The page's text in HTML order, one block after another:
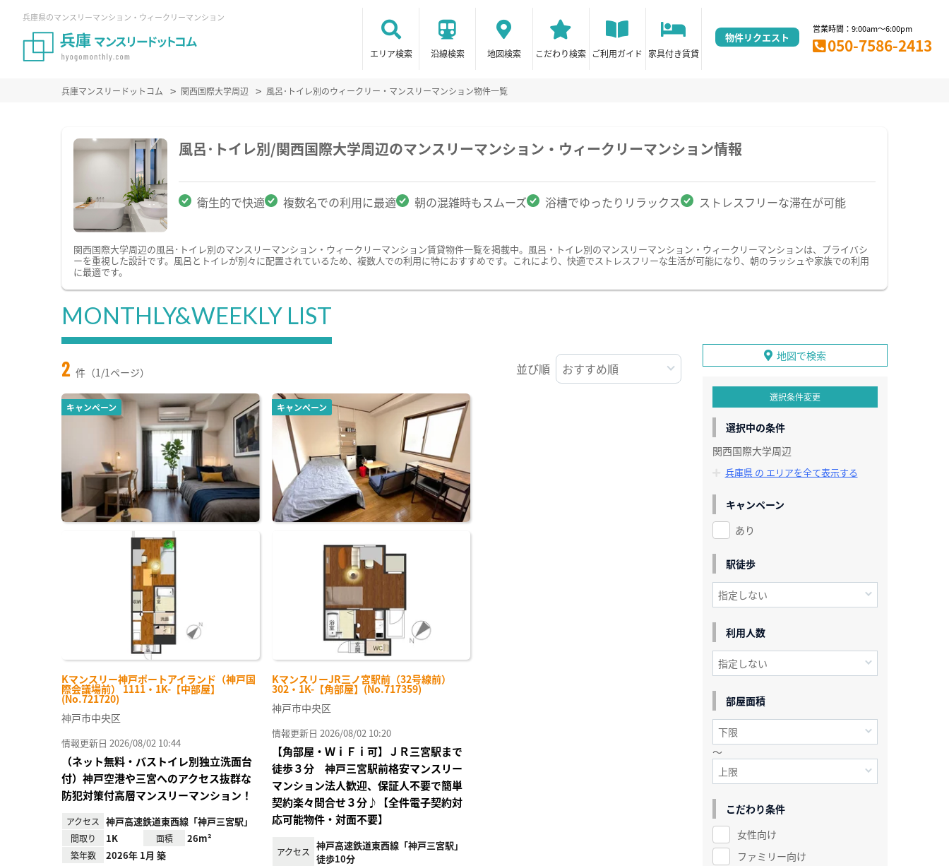
兵庫県のマンスリーマンション・ウィークリーマンション
エリア検索 沿線検索 地図検索 こだわり検索 ご利用ガイド 家具付き賃貸
物件リクエスト
営業時間：9:00am～6:00pm
050-7586-2413
兵庫マンスリードットコム 関西国際大学周辺 風呂･トイレ別のウィークリー・マンスリーマンション物件一覧
風呂･トイレ別/関西国際大学周辺のマンスリーマンション・ウィークリーマンション情報
衛生的で快適 複数名での利用に最適 朝の混雑時もスムーズ 浴槽でゆったりリラックス ストレスフリーな滞在が可能
関西国際大学周辺の風呂･トイレ別のマンスリーマンション・ウィークリーマンション賃貸物件一覧を掲載中。風呂・トイレ別のマンスリーマンション・ウィークリーマンションは、プライバシ
ーを重視した設計です。風呂とトイレが別々に配置されているため、複数人での利用に特におすすめです。これにより、快適でストレスフリーな生活が可能になり、朝のラッシュや家族での利用
に最適です。
MONTHLY&WEEKLY LIST
2 件（1/1ページ） 並び順
キャンペーン
Kマンスリー神戸ポートアイランド（神戸国
際会議場前） 1111・1K-【中部屋】
(No.721720)
神戸市中央区
情報更新日 2026/08/02 10:44
（ネット無料・バストイレ別独立洗面台
付）神戸空港や三宮へのアクセス抜群な
防犯対策付高層マンスリーマンション！
アクセス 神戸高速鉄道東西線「神戸三宮駅」
間取り 1K 面積 26m²
築年数 2026年 1月 築
キャンペーン
KマンスリーJR三ノ宮駅前（32号線前）
302・1K-【角部屋】(No.717359)
神戸市中央区
情報更新日 2026/08/02 10:20
【角部屋・ＷｉＦｉ可】ＪＲ三宮駅まで
徒歩３分 神戸三宮駅前格安マンスリー
マンション法人歓迎、保証人不要で簡単
契約楽々問合せ３分♪【全件電子契約対
応可能物件・対面不要】
アクセス
神戸高速鉄道東西線「神戸三宮駅」
徒歩10分
地図で検索
選択条件変更
選択中の条件
関西国際大学周辺
兵庫県 の エリアを全て表示する
キャンペーン
あり
駅徒歩
利用人数
部屋面積
～
こだわり条件
女性向け
ファミリー向け